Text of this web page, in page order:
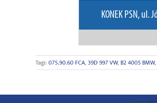
Tagi: 075.90.60 FCA, 39D 997 VW, B2 4005 BMW,